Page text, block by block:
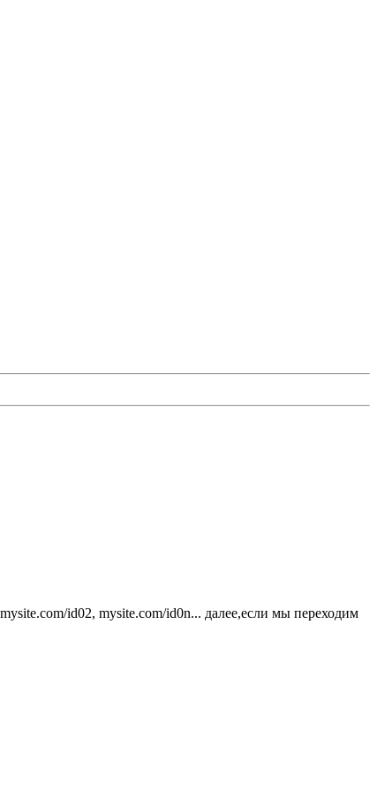
id02, mysite.com/id0n... далее,если мы переходим